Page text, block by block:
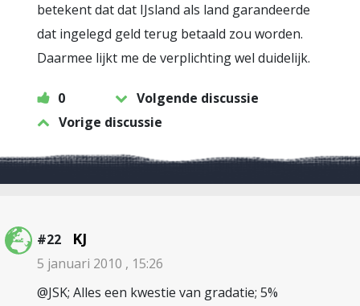
betekent dat dat IJsland als land garandeerde
dat ingelegd geld terug betaald zou worden.
Daarmee lijkt me de verplichting wel duidelijk.
0
Volgende discussie
Vorige discussie
#22 KJ
5 januari 2010 , 15:26
@JSK; Alles een kwestie van gradatie; 5%